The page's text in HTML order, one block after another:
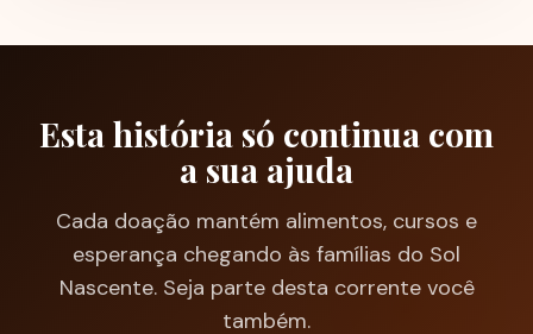
Esta história só continua com
a sua ajuda
Cada doação mantém alimentos, cursos e
esperança chegando às famílias do Sol
Nascente. Seja parte desta corrente você
também.